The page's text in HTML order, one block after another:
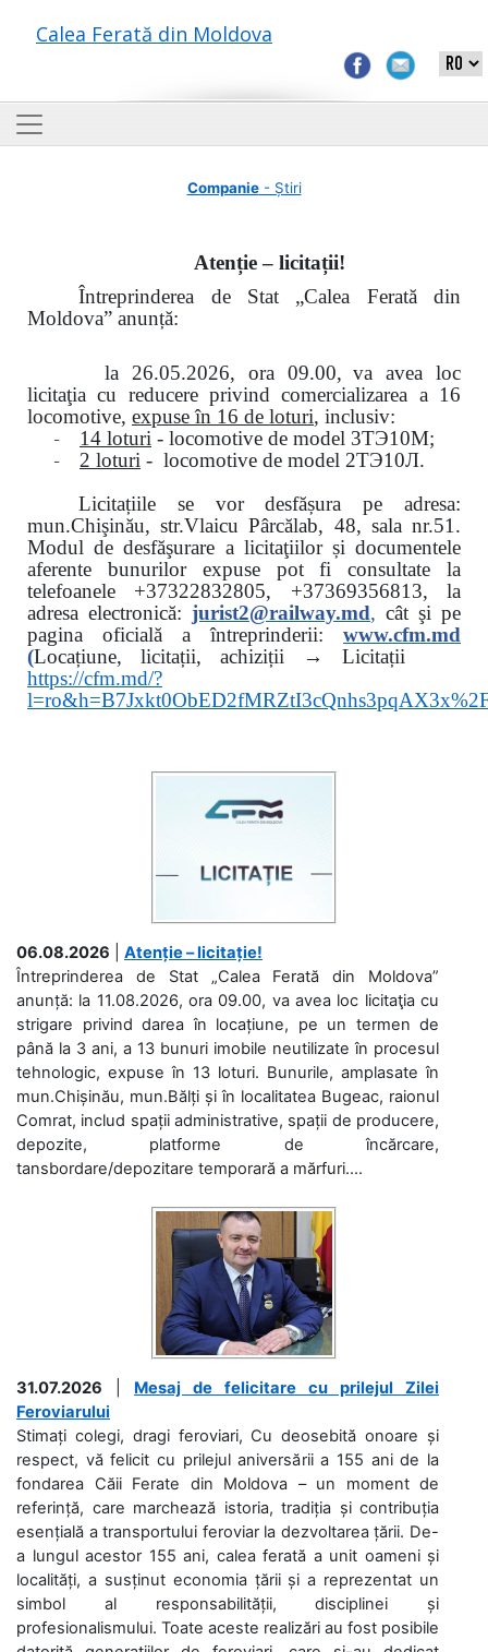
Calea Ferată din Moldova
Companie- Știri
Atenție – licitații!
Întreprinderea de Stat „Calea Ferată din
Moldova” anunță:
la 26.05.2026, ora 09.00, va avea loc
licitaţia cu reducere privind comercializarea a 16
locomotive, expuse în 16 de loturi, inclusiv:
- 14 loturi - locomotive de model 3ТЭ10М;
- 2 loturi - locomotive de model 2ТЭ10Л.
Licitațiile se vor desfășura pe adresa:
mun.Chişinău, str.Vlaicu Pârcălab, 48, sala nr.51.
Modul de desfăşurare a licitaţiilor și documentele
aferente bunurilor expuse pot fi consultate la
telefoanele +37322832805, +37369356813, la
adresa electronică: jurist2@railway.md, cât şi pe
pagina oficială a întreprinderii:
www.cfm.md
(Locațiune, licitații, achiziții → Licitații
https://cfm.md/?
06.08.2026
Atenție – licitație!
Întreprinderea de Stat „Calea Ferată din Moldova”
anunță: la 11.08.2026, ora 09.00, va avea loc licitaţia cu
strigare privind darea în locațiune, pe un termen de
până la 3 ani, a 13 bunuri imobile neutilizate în procesul
tehnologic, expuse în 13 loturi. Bunurile, amplasate în
mun.Chișinău, mun.Bălți și în localitatea Bugeac, raionul
Comrat, includ spații administrative, spații de producere,
depozite, platforme de încărcare,
tansbordare/depozitare temporară a mărfuri....
31.07.2026
Mesaj de felicitare cu prilejul Zilei
Feroviarului
Stimați colegi, dragi feroviari, Cu deosebită onoare și
respect, vă felicit cu prilejul aniversării a 155 ani de la
fondarea Căii Ferate din Moldova – un moment de
referință, care marchează istoria, tradiția și contribuția
esențială a transportului feroviar la dezvoltarea țării. De-
a lungul acestor 155 ani, calea ferată a unit oameni și
localități, a susținut economia țării și a reprezentat un
simbol al responsabilității, disciplinei și
profesionalismului. Toate aceste realizări au fost posibile